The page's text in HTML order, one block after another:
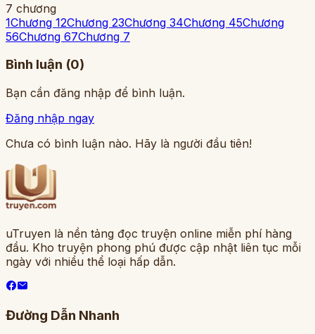
7 chương
1Chương 12Chương 23Chương 34Chương 45Chương
56Chương 67Chương 7
Bình luận (0)
Bạn cần đăng nhập để bình luận.
Đăng nhập ngay
Chưa có bình luận nào. Hãy là người đầu tiên!
uTruyen là nền tảng đọc truyện online miễn phí hàng
đầu. Kho truyện phong phú được cập nhật liên tục mỗi
ngày với nhiều thể loại hấp dẫn.
Đường Dẫn Nhanh